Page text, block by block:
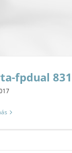
fpdual 831